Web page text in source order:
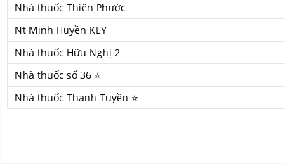
Nhà thuốc Thiên Phước
Nt Minh Huyền KEY
Nhà thuốc Hữu Nghị 2
Nhà thuốc số 36 ⭐
Nhà thuốc Thanh Tuyền ⭐